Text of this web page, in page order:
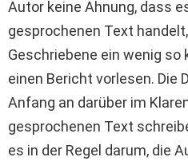
Autor keine Ahnung, dass
gesprochenen Text
Geschriebene ein wenig so
einen Bericht vorlesen. Die
Anfang an darüber im
gesprochenen Text
es in der Regel darum, die